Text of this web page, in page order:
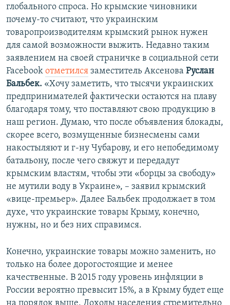
глобального спроса. Но крымские чиновники
почему-то считают, что украинским
товаропроизводителям крымский рынок нужен
для самой возможности выжить. Недавно таким
заявлением на своей страничке в социальной сети
Facebook отметился заместитель Аксенова Руслан
Бальбек. «Хочу заметить, что тысячи украинских
предпринимателей фактически остаются на плаву
благодаря тому, что поставляют свою продукцию в
наш регион. Думаю, что после объявления блокады,
скорее всего, возмущенные бизнесмены сами
накостыляют и г-ну Чубарову, и его непобедимому
батальону, после чего свяжут и передадут
крымским властям, чтобы эти «борцы за свободу»
не мутили воду в Украине», – заявил крымский
«вице-премьер». Далее Бальбек продолжает в том
духе, что украинские товары Крыму, конечно,
нужны, но и без них справимся.
Конечно, украинские товары можно заменить, но
только на более дорогостоящие и менее
качественные. В 2015 году уровень инфляции в
России вероятно превысит 15%, а в Крыму будет еще